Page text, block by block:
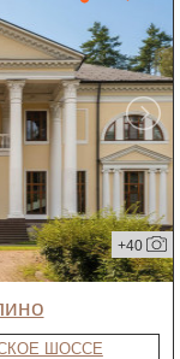
+40
ШОССЕ